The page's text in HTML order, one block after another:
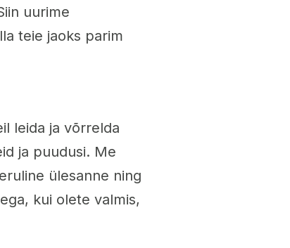
uurime
teie jaoks parim
leida ja võrrelda
ja puudusi. Me
ülesanne ning
kui olete valmis,